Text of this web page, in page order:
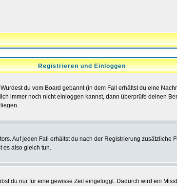
Registrieren und Einloggen
du vom Board gebannt (in dem Fall erhältst du eine
immer noch nicht einloggen kannst, dann überprüfe deinen
Auf jeden Fall erhältst du nach der Registrierung zusätzliche
es also gleich tun.
du nur für eine gewisse Zeit eingeloggt. Dadurch wird ein